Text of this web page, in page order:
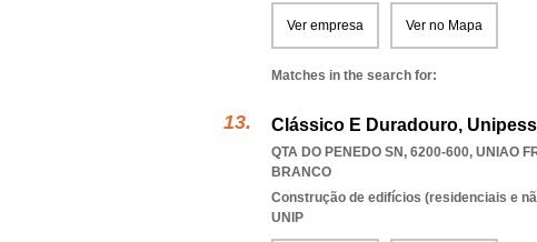
Ver empresa Ver no Mapa
Matches in the search for:
Clássico E Duradouro,
QTA DO PENEDO SN, 6200-600, UNIAO
BRANCO
Construção de edifícios (residenciais e
UNIP